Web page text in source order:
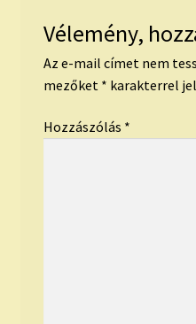
Vélemény,
Az e-mail címet nem
mezőket * karakterrel
Hozzászólás *